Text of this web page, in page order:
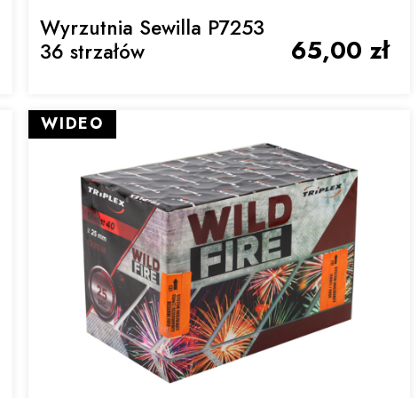
Wyrzutnia Sewilla P7253
36 strzałów
65,00 zł
WIDEO